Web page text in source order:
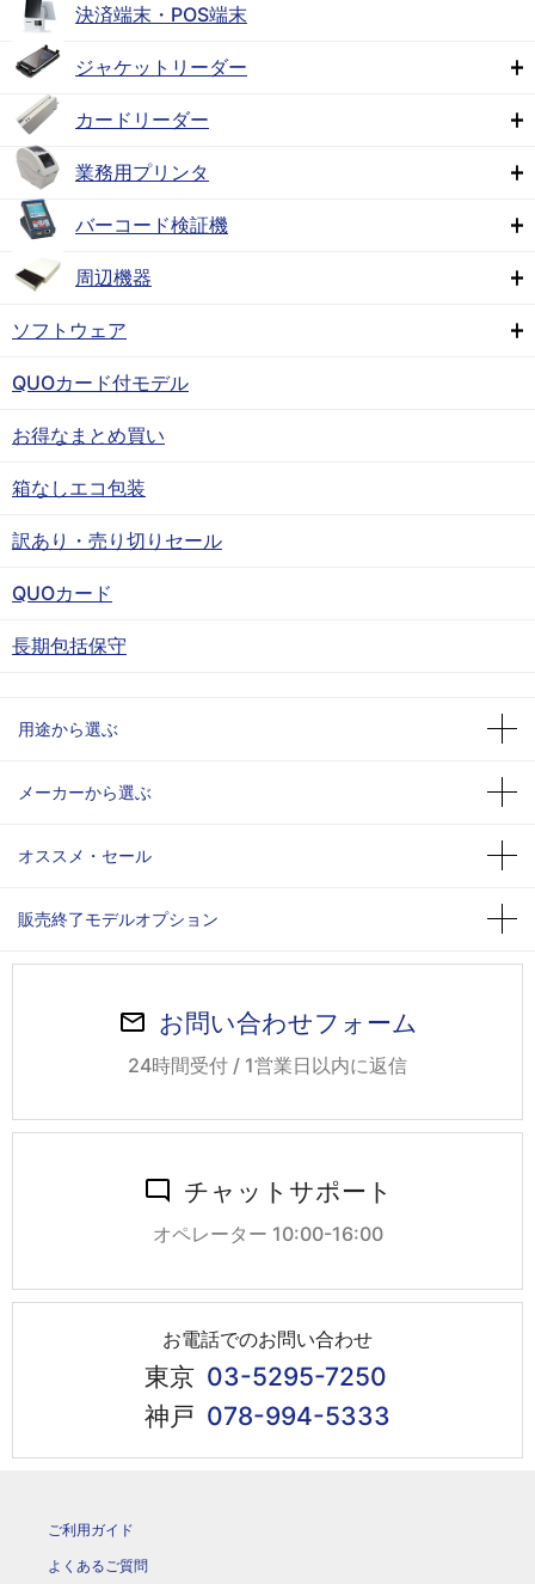
決済端末・POS端末
ジャケットリーダー
カードリーダー
業務用プリンタ
バーコード検証機
周辺機器
ソフトウェア
QUOカード付モデル
お得なまとめ買い
箱なしエコ包装
訳あり・売り切りセール
QUOカード
長期包括保守
用途から選ぶ
メーカーから選ぶ
オススメ・セール
販売終了モデルオプション
お問い合わせフォーム
24時間受付 / 1営業日以内に返信
チャットサポート
オペレーター 10:00-16:00
お電話でのお問い合わせ
東京 03-5295-7250
神戸 078-994-5333
ご利用ガイド
よくあるご質問